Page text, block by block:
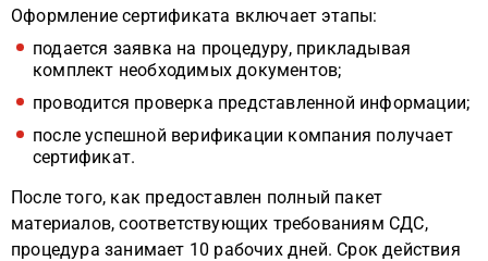
Оформление сертификата включает этапы:
подается заявка на процедуру, прикладывая
комплект необходимых документов;
проводится проверка представленной информации;
после успешной верификации компания получает
сертификат.
После того, как предоставлен полный пакет
материалов, соответствующих требованиям СДС,
процедура занимает 10 рабочих дней. Срок действия